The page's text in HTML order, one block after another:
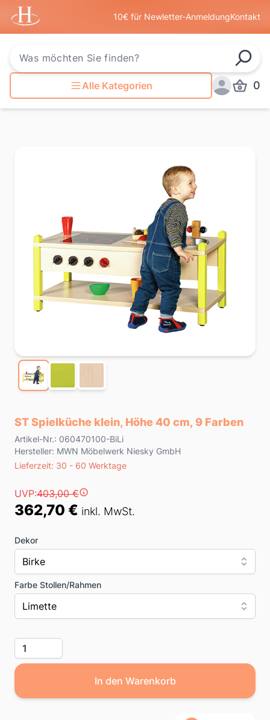
Startseite
10€ für Newletter-AnmeldungKontakt
Alle Kategorien
0
ST Spielküche klein, Höhe 40 cm, 9 Farben
Product information
Artikel-Nr.: 060470100-BiLi
Hersteller: MWN Möbelwerk Niesky GmbH
Lieferzeit
Lieferzeit: 30 - 60 Werktage
Preis
UVP:403,00 €
362,70 € inkl. MwSt.
Dekor
Birke
Farbe Stollen/Rahmen
Limette
Menge
In den Warenkorb